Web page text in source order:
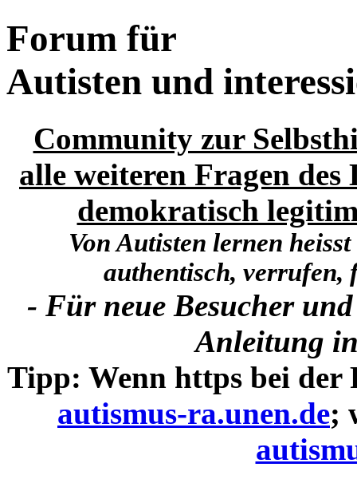
Forum für
Autisten und
Community zur
alle weiteren Fragen
demokratisch
Von Autisten lernen
authentisch, verrufen,
- Für neue Besucher
Anleitung
Tipp: Wenn https bei der
autismus-ra.unen.de;